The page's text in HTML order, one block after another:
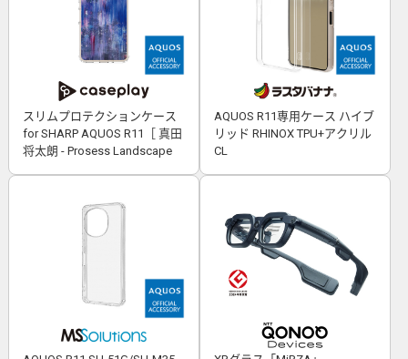
スリムプロテクションケース
for SHARP AQUOS R11［ 真田
将太朗 - Prosess Landscape
AQUOS R11専用ケース ハイブ
リッド RHINOX TPU+アクリル
CL